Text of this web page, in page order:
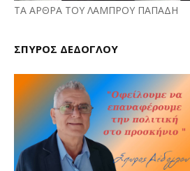
ΤΑ ΑΡΘΡΑ ΤΟΥ ΛΑΜΠΡΟΥ ΠΑΠΑΔΗ
ΣΠΥΡΟΣ ΔΕΔΟΓΛΟΥ